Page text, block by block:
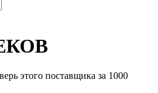
этого поставщика за 1000